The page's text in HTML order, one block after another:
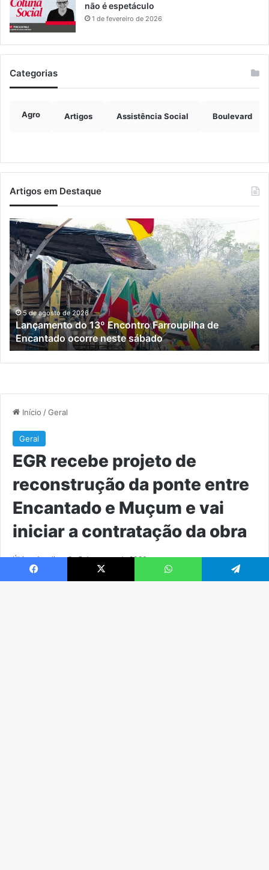
não é espetáculo
1 de fevereiro de 2026
Categorias
Agro Artigos Assistência Social Boulevard
Artigos em Destaque
Lançamento
do
13º
Encontro
Farroupilha
de
Encantado
ocorre
neste
sábado
5 de agosto de 2026
Lançamento do 13º Encontro Farroupilha de
Encantado ocorre neste sábado
da
e
Facebook X WhatsApp Telegram